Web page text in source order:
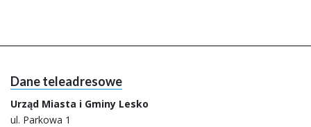
Dane teleadresowe
Urząd Miasta i Gminy Lesko
ul. Parkowa 1